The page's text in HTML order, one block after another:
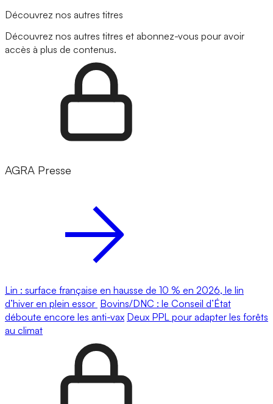
Découvrez nos autres titres
Découvrez nos autres titres et abonnez-vous pour avoir
accès à plus de contenus.
AGRA Presse
Lin : surface française en hausse de 10 % en 2026, le lin
d’hiver en plein essor Bovins/DNC : le Conseil d’État
déboute encore les anti-vax Deux PPL pour adapter les forêts
au climat